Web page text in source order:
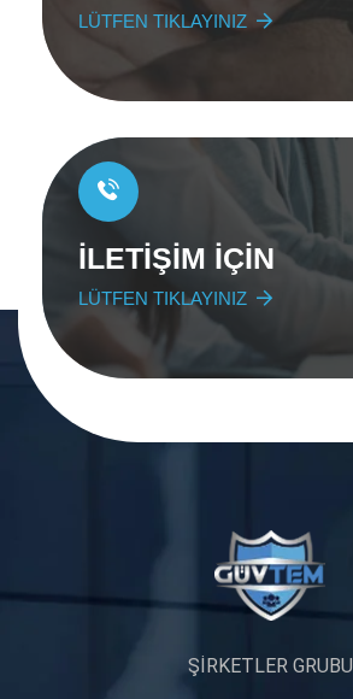
LÜTFEN TIKLAYINIZ
İLETİŞİM İÇİN
LÜTFEN TIKLAYINIZ
ŞİRKETLER GRUBU